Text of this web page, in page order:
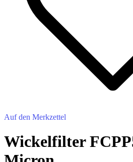
Auf den Merkzettel
Wickelfilter